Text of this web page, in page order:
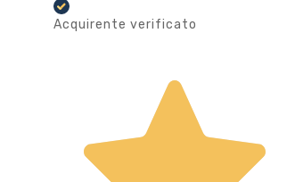
Acquirente verificato